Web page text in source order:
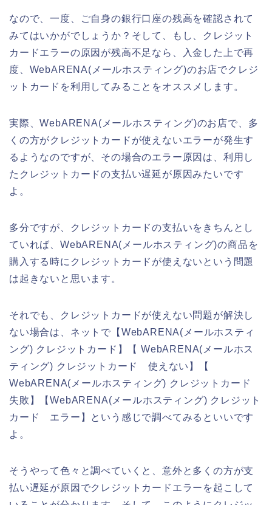
なので、一度、ご自身の銀行口座の残高を確認されて
みてはいかがでしょうか？そして、もし、クレジット
カードエラーの原因が残高不足なら、入金した上で再
度、WebARENA(メールホスティング)のお店でクレジ
ットカードを利用してみることをオススメします。
実際、WebARENA(メールホスティング)のお店で、多
くの方がクレジットカードが使えないエラーが発生す
るようなのですが、その場合のエラー原因は、利用し
たクレジットカードの支払い遅延が原因みたいです
よ。
多分ですが、クレジットカードの支払いをきちんとし
ていれば、WebARENA(メールホスティング)の商品を
購入する時にクレジットカードが使えないという問題
は起きないと思います。
それでも、クレジットカードが使えない問題が解決し
ない場合は、ネットで【WebARENA(メールホスティ
ング) クレジットカード】【 WebARENA(メールホス
ティング) クレジットカード 使えない】【
WebARENA(メールホスティング) クレジットカード
失敗】【WebARENA(メールホスティング) クレジット
カード エラー】という感じで調べてみるといいです
よ。
そうやって色々と調べていくと、意外と多くの方が支
払い遅延が原因でクレジットカードエラーを起こして